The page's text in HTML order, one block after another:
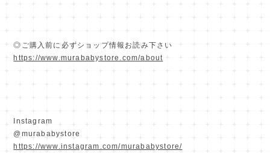
◎ご購入前に必ずショップ情報お読み下さい
https://www.murababystore.com/about
Instagram
@murababystore
https://www.instagram.com/murababystore/